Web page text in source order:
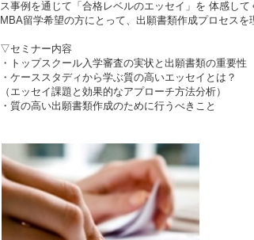
ス事例を通じて「合格レベルのエッセイ」を 体感して
MBA留学希望の方にとって、出願書類作成プロセス
▽セミナー内容
・トップスクール入学審査の実状と出願書類の重要性
・ケーススタディから学ぶ質の高いエッセイとは？
（エッセイ課題と効果的なアプローチ方法分析）
・質の高い出願書類作成のために行うべきこと